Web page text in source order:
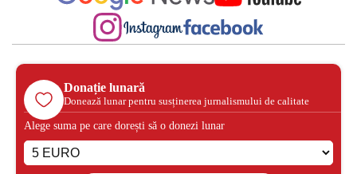
Donație lunară
Donează lunar pentru susținerea jurnalismului de calitate
Alege suma pe care dorești să o donezi lunar